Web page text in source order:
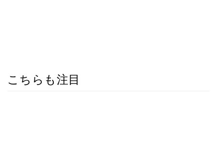
こちらも注目